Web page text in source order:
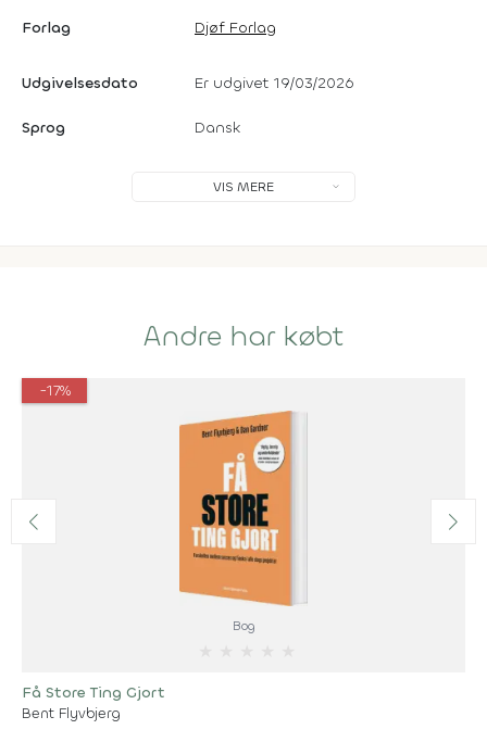
Forlag Djøf Forlag
Udgivelsesdato Er udgivet 19/03/2026
Sprog Dansk
VIS MERE
Andre har købt
-17%
Bog
Få Store Ting Gjort
Bent Flyvbjerg